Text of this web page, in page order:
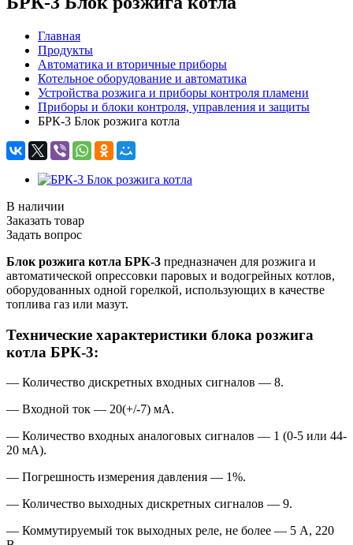
Главная
Продукты
Автоматика и вторичные приборы
Котельное оборудование и автоматика
Устройства розжига и приборы контроля пламени
Приборы и блоки контроля, управления и защиты
БРК-3 Блок розжига котла
В наличии
Заказать товар
Задать вопрос
Блок розжига котла БРК-3 предназначен для розжига и
автоматической опрессовки паровых и водогрейных котлов,
оборудованных одной горелкой, использующих в качестве
топлива газ или мазут.
Технические характеристики блока розжига
котла БРК-3:
— Количество дискретных входных сигналов — 8.
— Входной ток — 20(+/-7) мА.
— Количество входных аналоговых сигналов — 1 (0-5 или 44-
20 мА).
— Погрешность измерения давления — 1%.
— Количество выходных дискретных сигналов — 9.
— Коммутируемый ток выходных реле, не более — 5 А, 220